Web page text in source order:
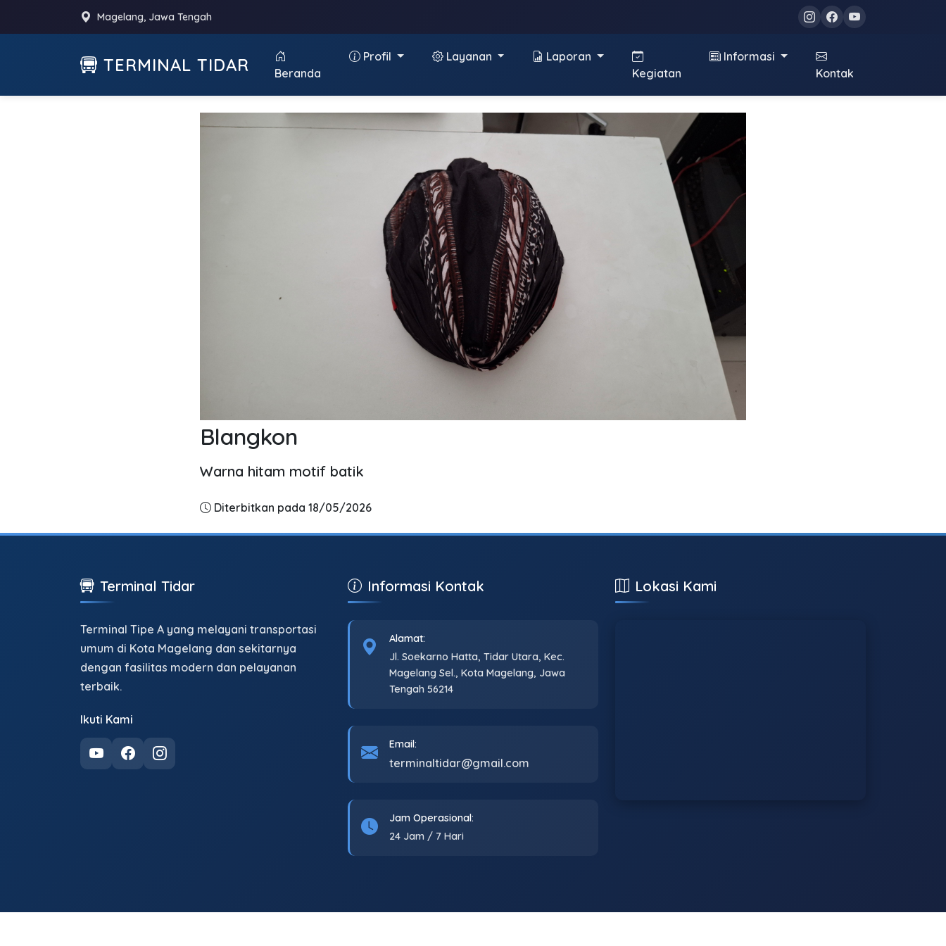
Magelang, Jawa Tengah
TERMINAL TIDAR Beranda
Profil Layanan
Laporan
Kegiatan
Informasi
Kontak
Blangkon
Warna hitam motif batik
Diterbitkan pada 18/05/2026
Terminal Tidar
Terminal Tipe A yang melayani transportasi
umum di Kota Magelang dan sekitarnya
dengan fasilitas modern dan pelayanan
terbaik.
Ikuti Kami
Informasi Kontak
Alamat:
Jl. Soekarno Hatta, Tidar Utara, Kec.
Magelang Sel., Kota Magelang, Jawa
Tengah 56214
Email:
terminaltidar@gmail.com
Jam Operasional:
24 Jam / 7 Hari
Lokasi Kami